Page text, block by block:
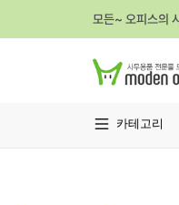
모든~ 오피스의
카테고리